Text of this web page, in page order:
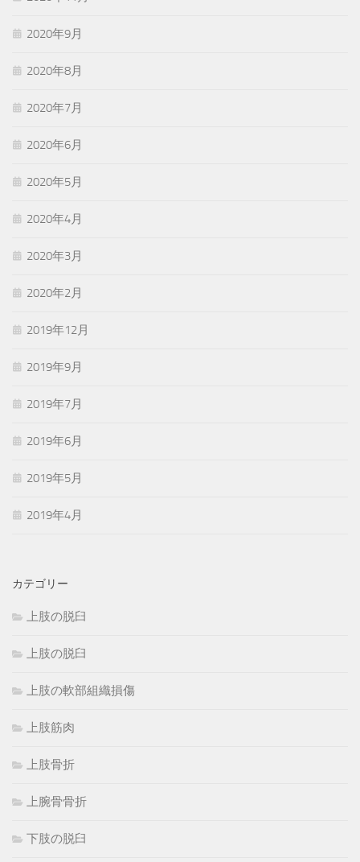
2020年9月
2020年8月
2020年7月
2020年6月
2020年5月
2020年4月
2020年3月
2020年2月
2019年12月
2019年9月
2019年7月
2019年6月
2019年5月
2019年4月
カテゴリー
上肢の脱臼
上肢の脱臼
上肢の軟部組織損傷
上肢筋肉
上肢骨折
上腕骨骨折
下肢の脱臼